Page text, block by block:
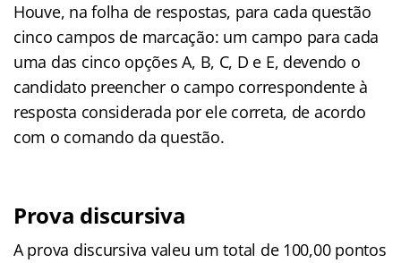
Houve, na folha de respostas, para cada questão
cinco campos de marcação: um campo para cada
uma das cinco opções A, B, C, D e E, devendo o
candidato preencher o campo correspondente à
resposta considerada por ele correta, de acordo
com o comando da questão.
Prova discursiva
A prova discursiva valeu um total de 100,00 pontos